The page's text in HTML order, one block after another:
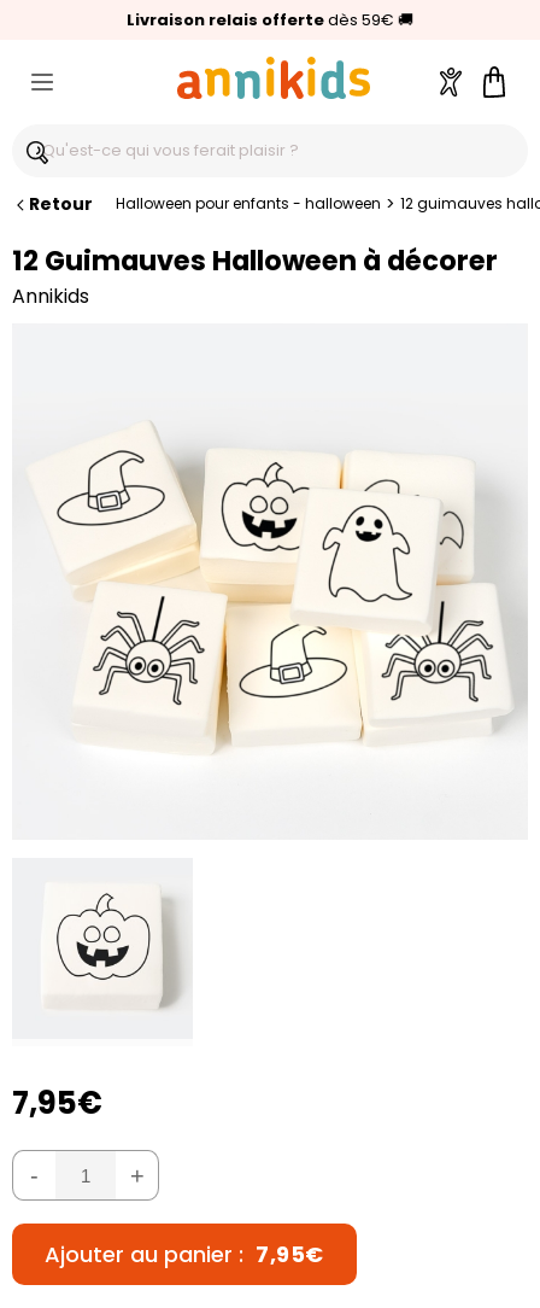
Livraison relais offertedès 59€ 🚚
🥇Palmarès Capital 2025 :Annikids N°1
⭐⭐⭐⭐⭐4,6/5(24 000 avis clients)
Compte
Retour Halloween pour enfants - halloween > 12 guimauves
12 Guimauves Halloween à décorer
Annikids
7,95€
- +
Ajouter au panier : 7,95€